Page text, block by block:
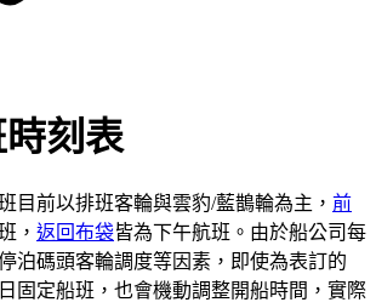
刻表
目前以排班客輪與雲豹/藍鵲輪為主， 前
， 返回布袋皆為下午航班。由於船公司每
泊碼頭客輪調度等因素，即使為表訂的
固定船班，也會機動調整開船時間，實際